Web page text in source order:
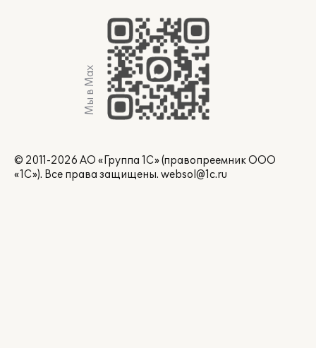
Мы в Max
© 2011-2026 АО «Группа 1С» (правопреемник ООО
«1С»). Все права защищены. websol@1c.ru